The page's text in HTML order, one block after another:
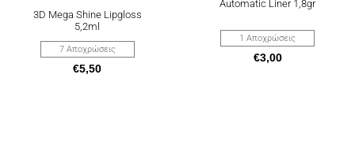
3D Mega Shine Lipgloss
5,2ml
7 Αποχρώσεις
€5,50
να
επιλεγούν
στη
σελίδα
του
προϊόντος
Automatic Liner 1,8gr
1 Αποχρώσεις
€3,00
να
στη
σελίδα
του